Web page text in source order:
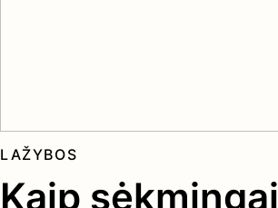
Kaip sėkmingai
LAŽYBOS